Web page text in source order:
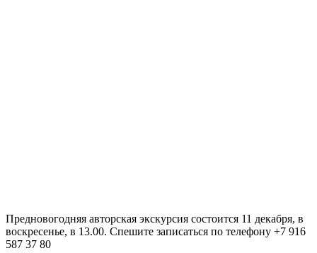
Предновогодняя авторская экскурсия состоится 11 декабря, в
воскресенье, в 13.00. Спешите записаться по телефону +7 916
587 37 80